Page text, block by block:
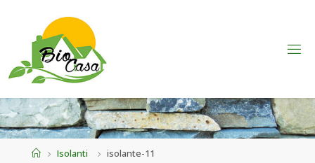
HomeIsolanti isolante-11